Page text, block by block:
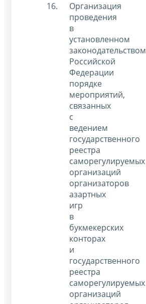
Организация
проведения
в
установленном
законодательством
Российской
Федерации
порядке
мероприятий,
связанных
с
ведением
государственного
реестра
саморегулируемых
организаций
организаторов
азартных
игр
в
букмекерских
конторах
и
государственного
реестра
саморегулируемых
организаций